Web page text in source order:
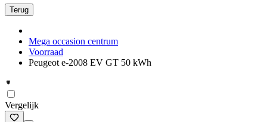
Terug
Mega occasion centrum
Voorraad
Peugeot e-2008 EV GT 50 kWh
Vergelijk